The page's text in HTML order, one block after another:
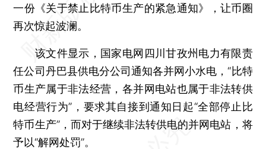
一份《关于禁止比特币生产的紧急通知》，让币圈
再次惊起波澜。
该文件显示，国家电网四川甘孜州电力有限责
任公司丹巴县供电分公司通知各并网小水电，“比特
币生产属于非法经营，各并网电站也属于非法转供
电经营行为”，要求其自接到通知日起“全部停止比
特币生产”，而对于继续非法转供电的并网电站，将
予以“解网处罚”。